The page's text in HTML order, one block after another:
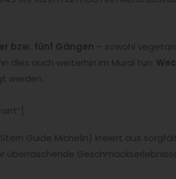
bzw. fünf Gängen – sowohl
dies auch weiterhin im Mural tun:
werden.
Guide Michelin) kreiert aus